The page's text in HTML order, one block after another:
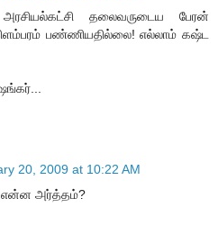
தலைவருடைய பேரன்
பண்ணியதில்லை! எல்லாம் கஷ்ட
20, 2009 at 10:22 AM
என்ன அர்த்தம்?